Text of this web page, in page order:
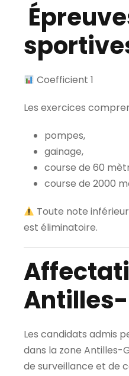
Coefficient 1
Les exercices
pompes,
gainage,
course de 60
course de 2000
Toute note
est éliminatoire.
Les candidats admis
dans la zone Antilles-
de surveillance et de